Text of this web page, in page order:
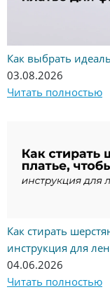
Как выбрать
03.08.2026
Читать полностью
Как стирать
инструкция для
04.06.2026
Читать полностью